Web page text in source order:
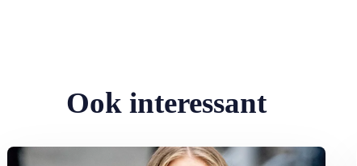
Ook interessant
Lees meer over Ten paleize: kiezen tussen liefde en troon